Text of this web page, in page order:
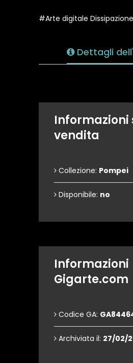
#Arte digitale Dissipazione
Dettagli
Informazioni
vendita
Collezione: Pompei
Disponibile: no
Informazioni
Gigarte.com
Codice GA:
Archiviata il: 27/02/